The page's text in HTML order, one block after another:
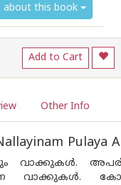
about this book
Add to Cart
Other Info
Pulaya
വാക്കുകൾ.
വാക്കുകൾ.